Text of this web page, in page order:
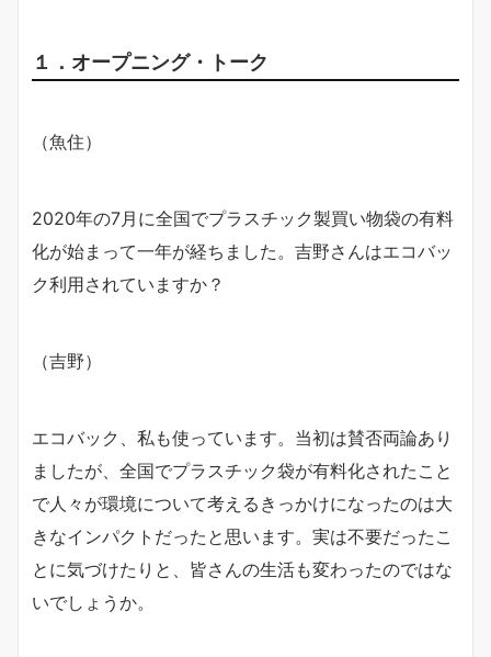
１．オープニング・トーク
（魚住）
2020年の7月に全国でプラスチック製買い物袋の有料
化が始まって一年が経ちました。吉野さんはエコバッ
ク利用されていますか？
（吉野）
エコバック、私も使っています。当初は賛否両論あり
ましたが、全国でプラスチック袋が有料化されたこと
で人々が環境について考えるきっかけになったのは大
きなインパクトだったと思います。実は不要だったこ
とに気づけたりと、皆さんの生活も変わったのではな
いでしょうか。